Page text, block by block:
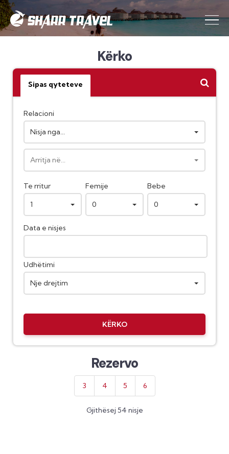
Kërko
Sipas qyteteve
Relacioni
Nisja nga...
Arritja në...
Te rritur
1
Femije
0
Bebe
0
Data e nisjes
Udhëtimi
Nje drejtim
KËRKO
Rezervo
3 4 5 6
Gjithësej 54 nisje